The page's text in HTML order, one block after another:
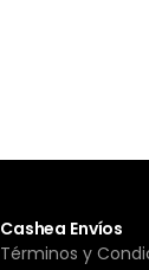
Cashea Envíos
Términos y